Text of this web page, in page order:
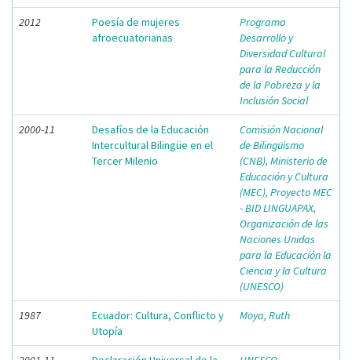
2012
Poesía de mujeres
afroecuatorianas
Programa
Desarrollo y
Diversidad Cultural
para la Reducción
de la Pobreza y la
Inclusión Social
2000-11
Desafíos de la Educación
Intercultural Bilingüe en el
Tercer Milenio
Comisión Nacional
de Bilingüismo
(CNB), Ministerio de
Educación y Cultura
(MEC), Proyecto MEC
- BID LINGUAPAX,
Organización de las
Naciones Unidas
para la Educación la
Ciencia y la Cultura
(UNESCO)
1987
Ecuador: Cultura, Conflicto y
Utopía
Moya, Ruth